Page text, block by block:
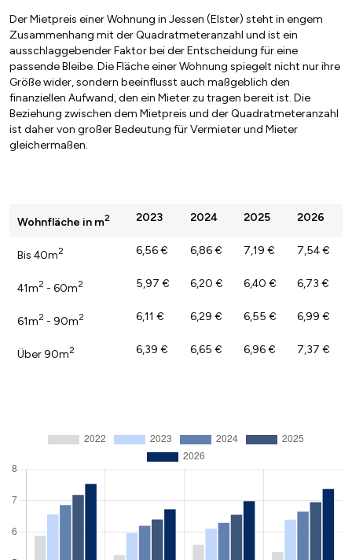
Der Mietpreis einer Wohnung in Jessen (Elster) steht in engem
Zusammenhang mit der Quadratmeteranzahl und ist ein
ausschlaggebender Faktor bei der Entscheidung für eine
passende Bleibe. Die Fläche einer Wohnung spiegelt nicht nur ihre
Größe wider, sondern beeinflusst auch maßgeblich den
finanziellen Aufwand, den ein Mieter zu tragen bereit ist. Die
Beziehung zwischen dem Mietpreis und der Quadratmeteranzahl
ist daher von großer Bedeutung für Vermieter und Mieter
gleichermaßen.
Wohnfläche in m2 2023 2024 2025 2026
Bis 40m2 6,56 € 6,86 € 7,19 € 7,54 €
41m2 - 60m2 5,97 € 6,20 € 6,40 € 6,73 €
61m2 - 90m2 6,11 € 6,29 € 6,55 € 6,99 €
Über 90m2 6,39 € 6,65 € 6,96 € 7,37 €